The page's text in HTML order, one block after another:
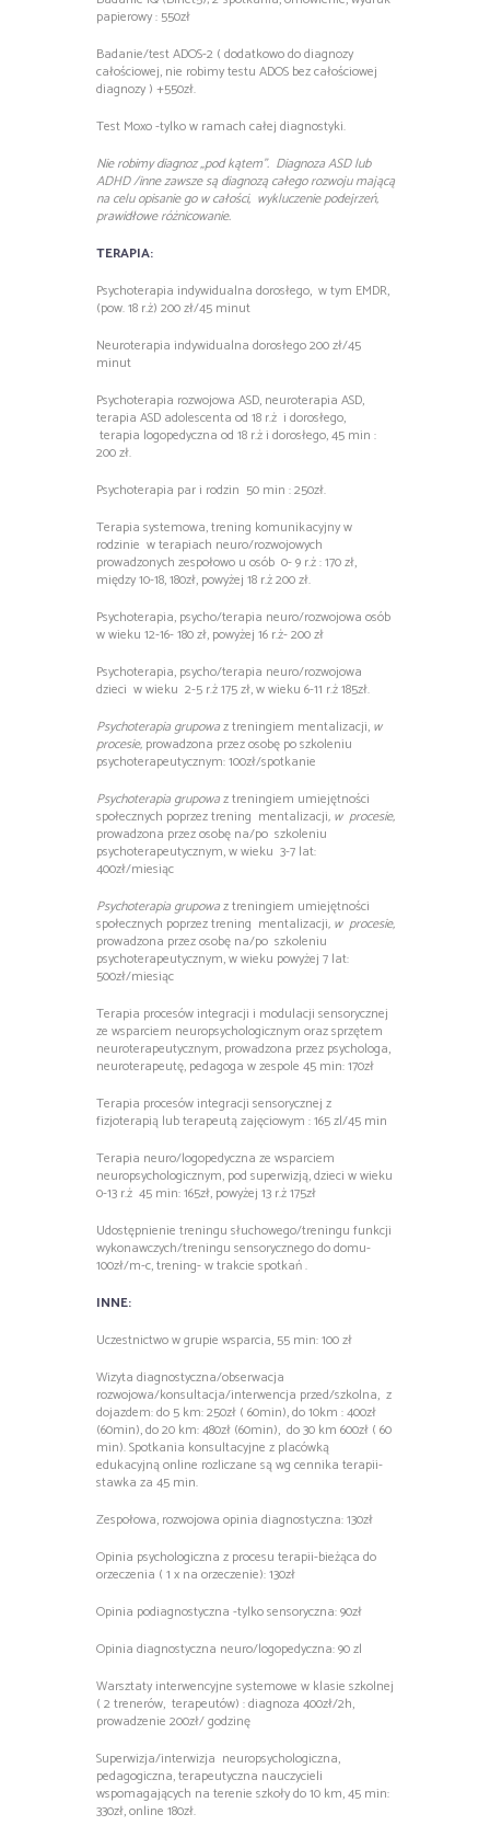
papierowy : 550zł
Badanie/test ADOS-2 ( dodatkowo do diagnozy
całościowej, nie robimy testu ADOS bez całościowej
diagnozy ) +550zł.
Test Moxo -tylko w ramach całej diagnostyki.
Nie robimy diagnoz „pod kątem”. Diagnoza ASD lub
ADHD /inne zawsze są diagnozą całego rozwoju mającą
na celu opisanie go w całości, wykluczenie podejrzeń,
prawidłowe różnicowanie.
TERAPIA:
Psychoterapia indywidualna dorosłego, w tym EMDR,
(pow. 18 r.ż) 200 zł/45 minut
Neuroterapia indywidualna dorosłego 200 zł/45
minut
Psychoterapia rozwojowa ASD, neuroterapia ASD,
terapia ASD adolescenta od 18 r.ż i dorosłego,
terapia logopedyczna od 18 r.ż i dorosłego, 45 min :
200 zł.
Psychoterapia par i rodzin 50 min : 250zł.
Terapia systemowa, trening komunikacyjny w
rodzinie w terapiach neuro/rozwojowych
prowadzonych zespołowo u osób 0- 9 r.ż : 170 zł,
między 10-18, 180zł, powyżej 18 r.ż 200 zł.
Psychoterapia, psycho/terapia neuro/rozwojowa osób
w wieku 12-16- 180 zł, powyżej 16 r.ż- 200 zł
Psychoterapia, psycho/terapia neuro/rozwojowa
dzieci w wieku 2-5 r.ż 175 zł, w wieku 6-11 r.ż 185zł.
Psychoterapia grupowaz treningiem mentalizacji, w
procesie,prowadzona przez osobę po szkoleniu
psychoterapeutycznym: 100zł/spotkanie
Psychoterapia grupowaz treningiem umiejętności
społecznych poprzez trening mentalizacji, w procesie,
prowadzona przez osobę na/po szkoleniu
psychoterapeutycznym, w wieku 3-7 lat:
400zł/miesiąc
Psychoterapia grupowaz treningiem umiejętności
społecznych poprzez trening mentalizacji, w procesie,
prowadzona przez osobę na/po szkoleniu
psychoterapeutycznym, w wieku powyżej 7 lat:
500zł/miesiąc
Terapia procesów integracji i modulacji sensorycznej
ze wsparciem neuropsychologicznym oraz sprzętem
neuroterapeutycznym, prowadzona przez psychologa,
neuroterapeutę, pedagoga w zespole 45 min: 170zł
Terapia procesów integracji sensorycznej z
fizjoterapią lub terapeutą zajęciowym : 165 zl/45 min
Terapia neuro/logopedyczna ze wsparciem
neuropsychologicznym, pod superwizją, dzieci w wieku
0-13 r.ż 45 min: 165zł, powyżej 13 r.ż 175zł
Udostępnienie treningu słuchowego/treningu funkcji
wykonawczych/treningu sensorycznego do domu-
100zł/m-c, trening- w trakcie spotkań .
INNE:
Uczestnictwo w grupie wsparcia, 55 min: 100 zł
Wizyta diagnostyczna/obserwacja
rozwojowa/konsultacja/interwencja przed/szkolna, z
dojazdem: do 5 km: 250zł ( 60min), do 10km : 400zł
(60min), do 20 km: 480zł (60min), do 30 km 600zł ( 60
min). Spotkania konsultacyjne z placówką
edukacyjną online rozliczane są wg cennika terapii-
stawka za 45 min.
Zespołowa, rozwojowa opinia diagnostyczna: 130zł
Opinia psychologiczna z procesu terapii-bieżąca do
orzeczenia ( 1 x na orzeczenie): 130zł
Opinia podiagnostyczna -tylko sensoryczna: 90zł
Opinia diagnostyczna neuro/logopedyczna: 90 zl
Warsztaty interwencyjne systemowe w klasie szkolnej
( 2 trenerów, terapeutów) : diagnoza 400zł/2h,
prowadzenie 200zł/ godzinę
Superwizja/interwizja neuropsychologiczna,
pedagogiczna, terapeutyczna nauczycieli
wspomagających na terenie szkoły do 10 km, 45 min:
330zł, online 180zł.